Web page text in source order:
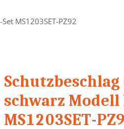
MS1203SET-PZ92
schwarz
MS1203SET-